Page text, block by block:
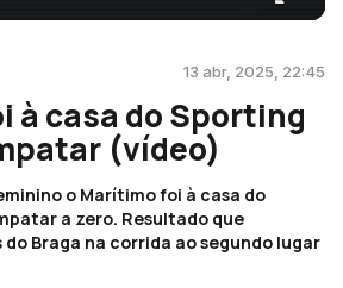
13 abr, 2025, 22:45
à casa do Sporting
(vídeo)
o Marítimo foi à casa do
a zero. Resultado que
Braga na corrida ao segundo lugar